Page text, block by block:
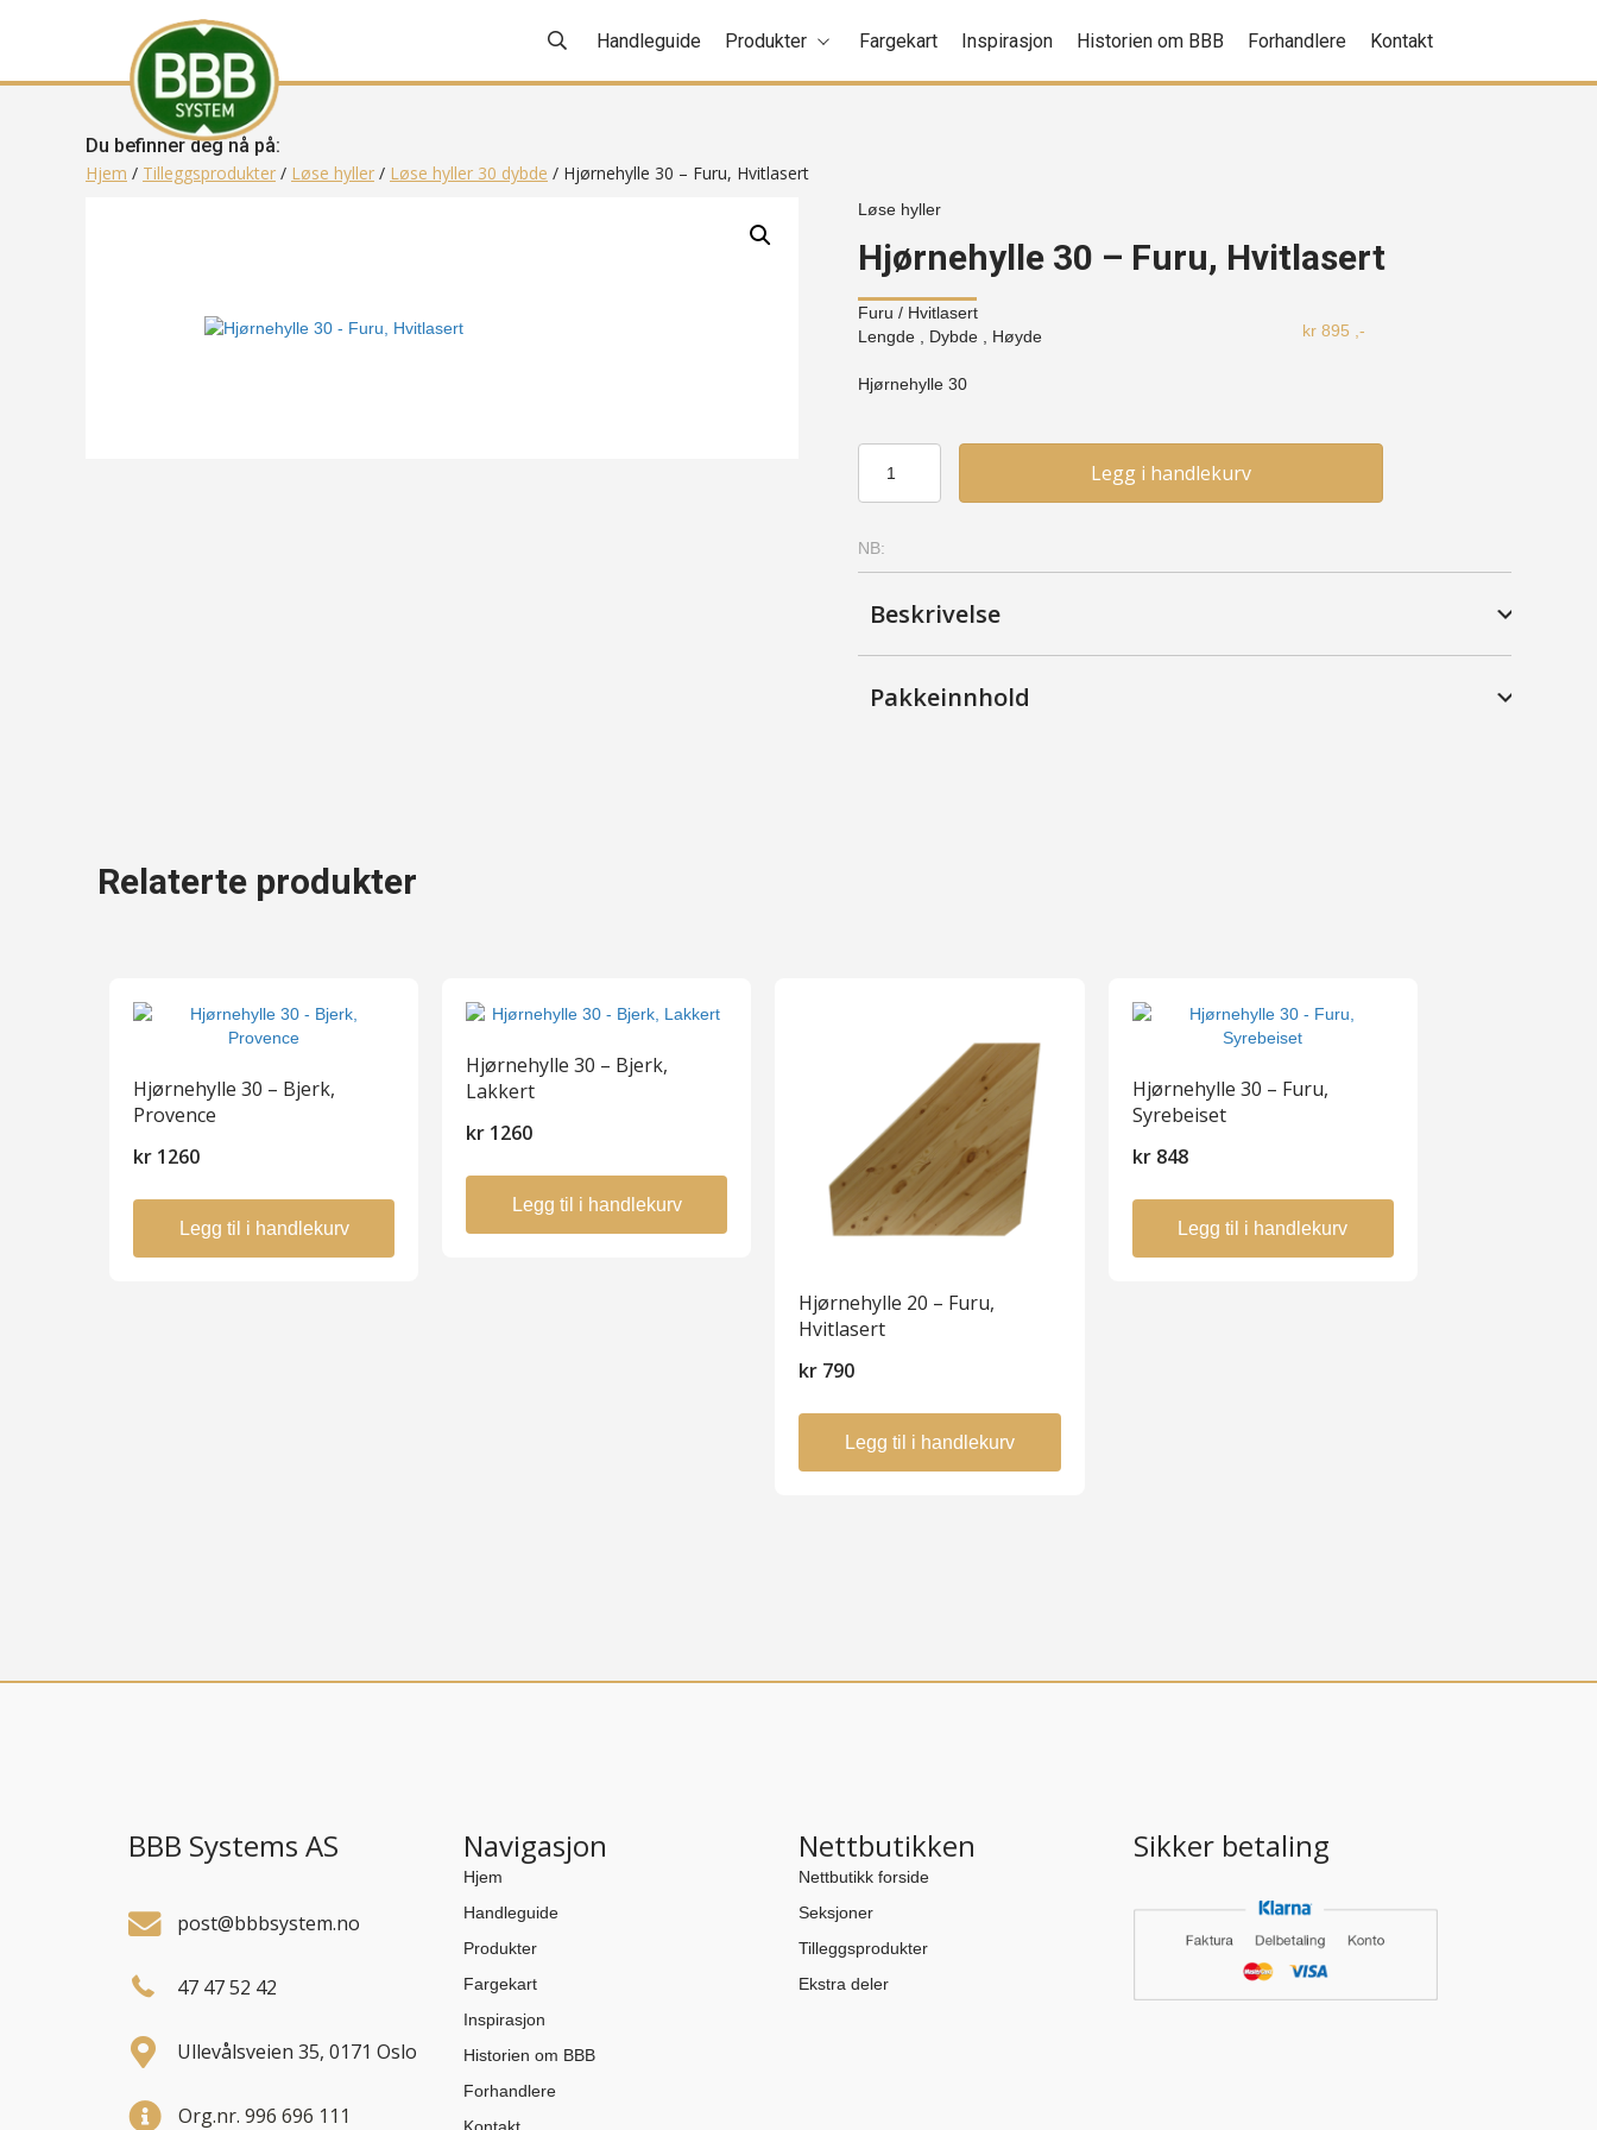
Handleguide Produkter Fargekart Inspirasjon Historien om BBB Forhandlere Kontakt
Du befinner deg nå på:
Hjem / Tilleggsprodukter / Løse hyller / Løse hyller 30 dybde / Hjørnehylle 30 – Furu, Hvitlasert
Løse hyller
Hjørnehylle 30 – Furu, Hvitlasert
Furu / Hvitlasert
Lengde , Dybde , Høyde
kr895 ,-
Hjørnehylle 30
-
Hvitlasert
antall
Legg i handlekurv
NB:
Beskrivelse
Pakkeinnhold
Relaterte produkter
Hjørnehylle 30 – Bjerk,
Provence
kr 1260
Legg til i handlekurv
Hjørnehylle 30 – Bjerk,
Lakkert
kr 1260
Legg til i handlekurv
Hjørnehylle 20 – Furu,
Hvitlasert
kr 790
Legg til i handlekurv
Hjørnehylle 30 – Furu,
Syrebeiset
kr848
Legg til i handlekurv
BBB Systems AS
post@bbbsystem.no
47 47 52 42
Ullevålsveien 35, 0171 Oslo
Org.nr. 996 696 111
Navigasjon
Hjem
Handleguide
Produkter
Fargekart
Inspirasjon
Historien om BBB
Forhandlere
Nettbutikken
Nettbutikk forside
Seksjoner
Tilleggsprodukter
Ekstra deler
Sikker betaling